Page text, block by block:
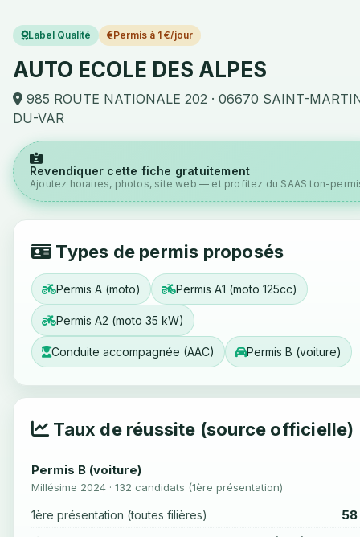
Label Qualité Permis à 1 €/jour
AUTO ECOLE DES ALPES
985 ROUTE NATIONALE 202 · 06670 SAINT-
DU-VAR
Revendiquer cette fiche gratuitement
Ajoutez horaires, photos, site web — et profitez du SAAS ton-
Types de permis proposés
Permis A (moto) Permis A1 (moto 125cc)
Permis A2 (moto 35 kW)
Conduite accompagnée (AAC) Permis B (voiture)
Taux de réussite (source officielle)
Permis B (voiture)
Millésime 2024 · 132 candidats (1ère présentation)
1ère présentation (toutes filières) 58